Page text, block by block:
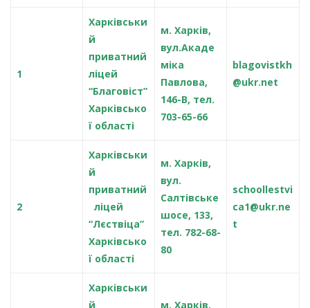
1
Харківськи
й
приватний
ліцей
“Благовіст”
Харківсько
ї області
м. Харків,
вул.Акаде
міка
Павлова,
146-В, тел.
703-65-66
blagovistkh
@ukr.net
2
Харківськи
й
приватний
ліцей
“Лєствіца”
Харківсько
ї області
м. Харків,
вул.
Салтівське
шосе, 133,
тел. 782-68-
80
schoollestvi
ca1@ukr.ne
t
Харківськи
й
м. Харків,